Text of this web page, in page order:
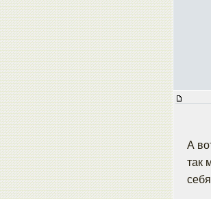
А
так